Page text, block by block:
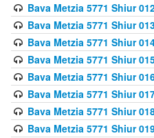
Bava Metzia 5771 Shiur
Bava Metzia 5771 Shiur
Bava Metzia 5771 Shiur
Bava Metzia 5771 Shiur
Bava Metzia 5771 Shiur
Bava Metzia 5771 Shiur
Bava Metzia 5771 Shiur
Bava Metzia 5771 Shiur